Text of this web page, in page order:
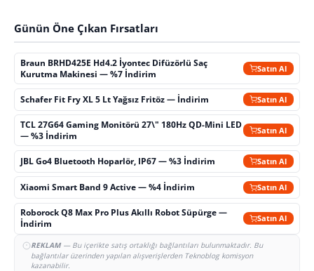
Günün Öne Çıkan Fırsatları
Braun BRHD425E Hd4.2 İyontec Difüzörlü Saç
Kurutma Makinesi — %7 İndirim
Satın Al
Schafer Fit Fry XL 5 Lt Yağsız Fritöz — İndirim Satın Al
TCL 27G64 Gaming Monitörü 27\" 180Hz QD-Mini LED
— %3 İndirim
Satın Al
JBL Go4 Bluetooth Hoparlör, IP67 — %3 İndirim Satın Al
Xiaomi Smart Band 9 Active — %4 İndirim Satın Al
Roborock Q8 Max Pro Plus Akıllı Robot Süpürge —
İndirim
Satın Al
REKLAM— Bu içerikte satış ortaklığı bağlantıları bulunmaktadır. Bu
bağlantılar üzerinden yapılan alışverişlerden Teknoblog komisyon
kazanabilir.